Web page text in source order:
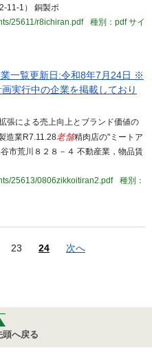
11-1） 銅製ポ
25611/r8ichiran.pdf
種別：pdfサイ
一覧更新日:令和8年7月24日 ※
実行中の企業を掲載しており
張による売上向上とブランド価値の
造業R7.11.28老舗精肉店の"ミートア
市荒川８２８－４ 不動産業，物品賃
25613/0806zikkoitiran2.pdf
種別：
23 24 次へ
頭へ戻る